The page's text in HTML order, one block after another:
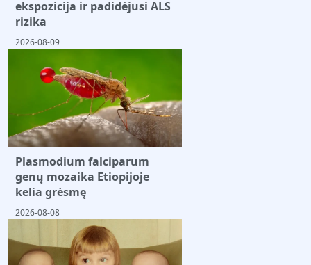
ekspozicija ir padidėjusi ALS
rizika
2026-08-09
Plasmodium falciparum
genų mozaika Etiopijoje
kelia grėsmę
2026-08-08